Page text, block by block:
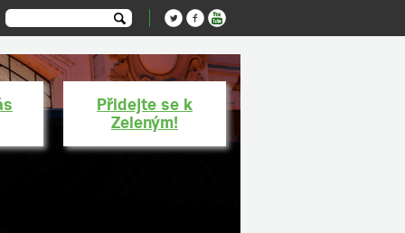
Přidejte se k
Zeleným!